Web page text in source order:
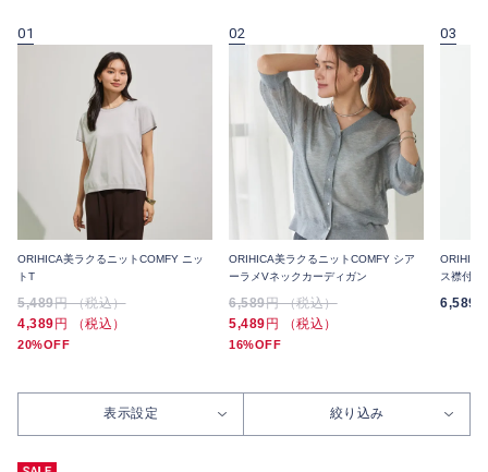
01
ORIHICA美ラクるニットCOMFY ニッ
トT
5,489円 （税込）
4,389 円 （税込）
20%OFF
02
ORIHICA美ラクるニットCOMFY シア
ーラメVネックカーディガン
6,589円 （税込）
5,489 円 （税込）
16%OFF
03
ス襟付き
6,589
表示設定 絞り込み